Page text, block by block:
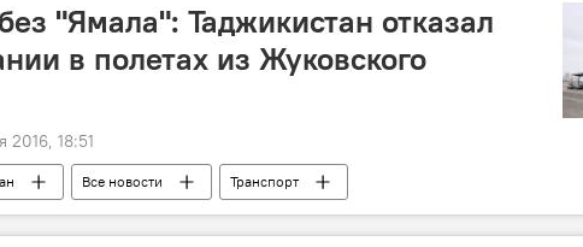
"Ямала": Таджикистан отказал
в полетах из Жуковского
2016, 18:51
Все новости Транспорт